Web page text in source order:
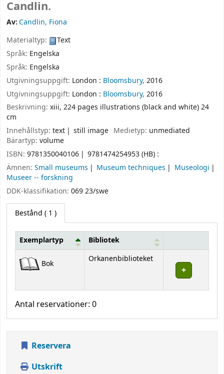
Candlin.
Av:Candlin, Fiona
Materialtyp:
Text
Språk: Engelska
Språk: Engelska
Utgivningsuppgift: London : Bloomsbury, 2016
Utgivningsuppgift: London : Bloomsbury, 2016
Beskrivning: xiii, 224 pages illustrations (black and white) 24
cm
Innehållstyp: text still image Medietyp: unmediated
Bärartyp: volume
ISBN: 9781350040106
9781474254953 (HB) :
Ämnen: Small museums Museum techniques
Museologi
Museer -- forskning
DDK-klassifikation: 069 23/swe
Bestånd ( 1 )
Bestånd
Exemplartyp Bibliotek
Bok Orkanenbiblioteket
Antal reservationer: 0
Reservera
Utskrift